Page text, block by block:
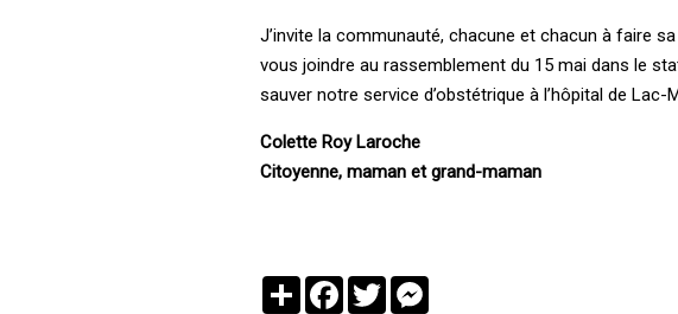
J’invite la communauté, chacune et chacun à faire
vous joindre au rassemblement du 15 mai dans le
sauver notre service d’obstétrique à l’hôpital de ­Lac-
Colette ­Roy ­Laroche
­Citoyenne, maman et ­grand-maman
PartagerFacebook
TwitterMessenger